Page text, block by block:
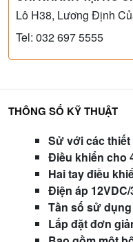
Lô H38, Lương Định
Tel: 032 697 5555
Sử với các
Điều khiển cho
Hai tay điều
Điện áp 12VDC/
Tần số sử dụng
Lắp đặt đơn
THÔNG SỐ KỸ THUẬT